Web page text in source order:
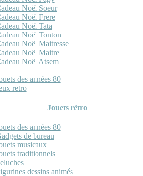
Noël Soeur
Noël Frere
Noël Tata
Noël Tonton
Noël Maitresse
Noël Maitre
Noël Atsem
des années 80
retro
Jouets rétro
des années 80
de bureau
musicaux
traditionnels
dessins animés